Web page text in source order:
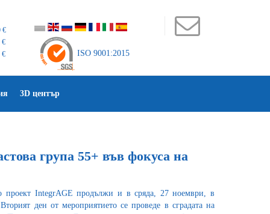
€
€
€
ISO 9001:2015
3D център
група 55+ във фокуса на
проект IntegrAGE продължи и в сряда, 27 ноември, в
ден от мероприятието се проведе в сградата на